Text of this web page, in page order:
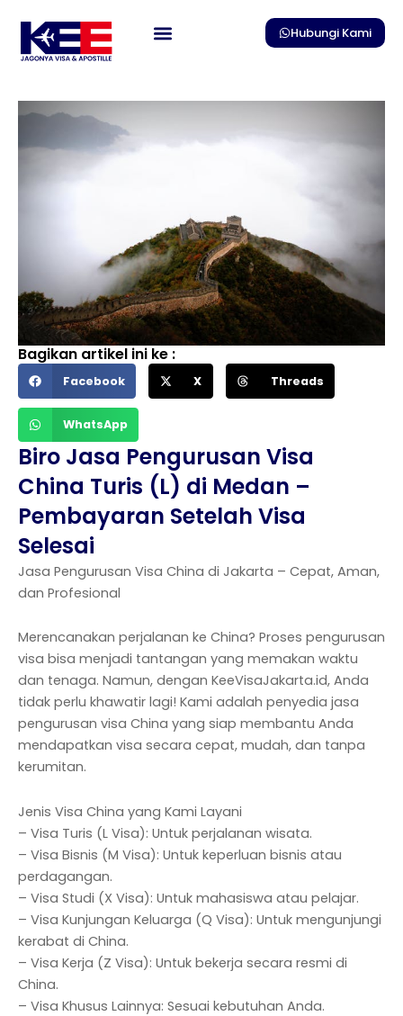
content
Hubungi Kami
Bagikan artikel ini ke :
Facebook X Threads
WhatsApp
Biro Jasa Pengurusan Visa
China Turis (L) di Medan –
Pembayaran Setelah Visa
Selesai
Jasa Pengurusan Visa China di Jakarta – Cepat, Aman,
dan Profesional
Merencanakan perjalanan ke China? Proses pengurusan
visa bisa menjadi tantangan yang memakan waktu
dan tenaga. Namun, dengan KeeVisaJakarta.id, Anda
tidak perlu khawatir lagi! Kami adalah penyedia jasa
pengurusan visa China yang siap membantu Anda
mendapatkan visa secara cepat, mudah, dan tanpa
kerumitan.
Jenis Visa China yang Kami Layani
– Visa Turis (L Visa): Untuk perjalanan wisata.
– Visa Bisnis (M Visa): Untuk keperluan bisnis atau
perdagangan.
– Visa Studi (X Visa): Untuk mahasiswa atau pelajar.
– Visa Kunjungan Keluarga (Q Visa): Untuk mengunjungi
kerabat di China.
– Visa Kerja (Z Visa): Untuk bekerja secara resmi di
China.
– Visa Khusus Lainnya: Sesuai kebutuhan Anda.